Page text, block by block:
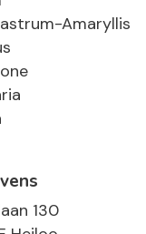
Amaryllis
130